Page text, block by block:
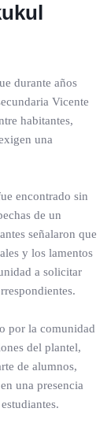
durante años
Vicente
habitantes,
una
encontrado sin
de un
señalaron que
y los lamentos
a solicitar
por la comunidad
del plantel,
de alumnos,
una presencia